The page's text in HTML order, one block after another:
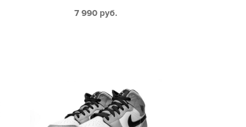
КОЖАНЫЕ МУЖСКИЕ-ЖЕНСКИЕ
7 990 руб.